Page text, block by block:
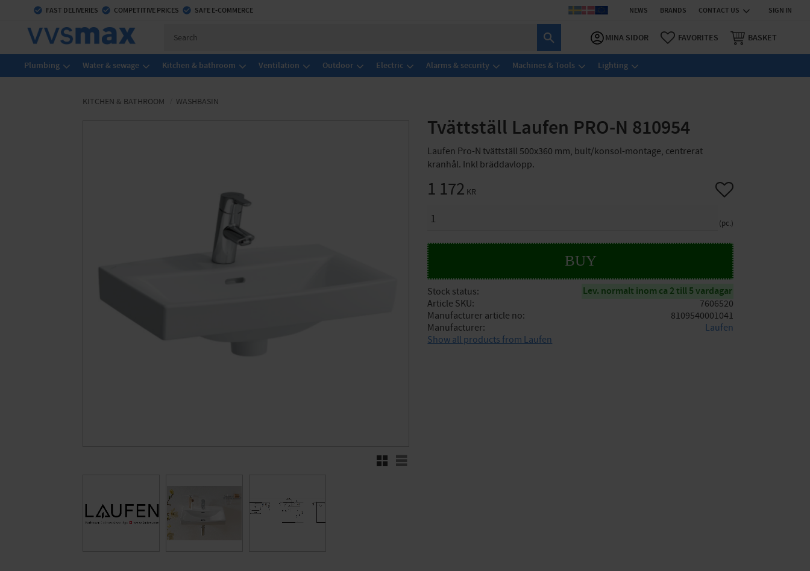
check_circle FAST DELIVERIES check_circle COMPETITIVE PRICES check_circle SAFE E-COMMERCE NEWS BRANDS CONTACT US SIGN IN
MINA SIDOR FAVORITES BASKET
Plumbing Water & sewage Kitchen & bathroom Ventilation Outdoor Electric Alarms & security Machines & Tools Lighting
KITCHEN & BATHROOM WASHBASIN
Tvättställ Laufen PRO-N 810954
Laufen Pro-N tvättställ 500x360 mm, bult/konsol-montage, centrerat
kranhål. Inkl bräddavlopp.
Grid viewList view
1 172 KR
pc.
BUY
Add to favorites
Stock status Lev. normalt inom ca 2 till 5 vardagar
Article SKU
7606520
Manufacturer article no
8109540001041
Manufacturer
Laufen
Show all products from Laufen